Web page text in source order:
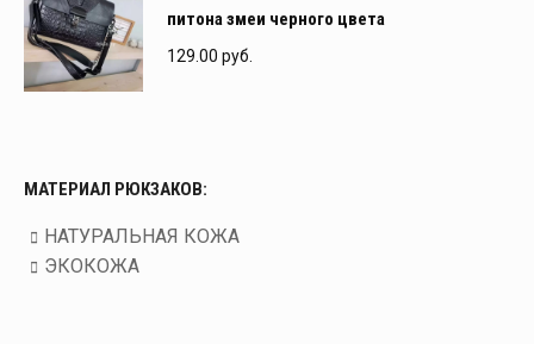
питона змеи черного цвета
129.00 руб.
МАТЕРИАЛ РЮКЗАКОВ:
НАТУРАЛЬНАЯ КОЖА
ЭКОКОЖА